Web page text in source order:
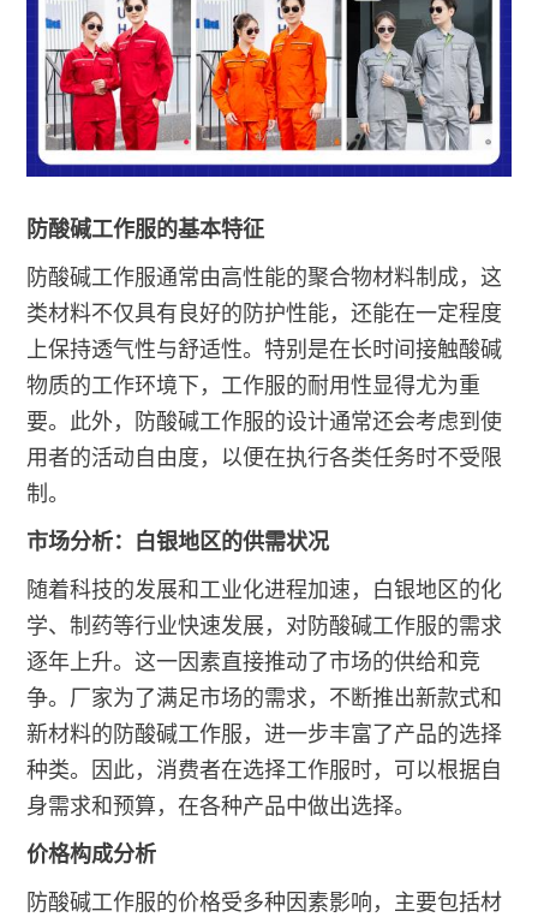
防酸碱工作服的基本特征
防酸碱工作服通常由高性能的聚合物材料制成，这
类材料不仅具有良好的防护性能，还能在一定程度
上保持透气性与舒适性。特别是在长时间接触酸碱
物质的工作环境下，工作服的耐用性显得尤为重
要。此外，防酸碱工作服的设计通常还会考虑到使
用者的活动自由度，以便在执行各类任务时不受限
制。
市场分析：白银地区的供需状况
随着科技的发展和工业化进程加速，白银地区的化
学、制药等行业快速发展，对防酸碱工作服的需求
逐年上升。这一因素直接推动了市场的供给和竞
争。厂家为了满足市场的需求，不断推出新款式和
新材料的防酸碱工作服，进一步丰富了产品的选择
种类。因此，消费者在选择工作服时，可以根据自
身需求和预算，在各种产品中做出选择。
价格构成分析
防酸碱工作服的价格受多种因素影响，主要包括材